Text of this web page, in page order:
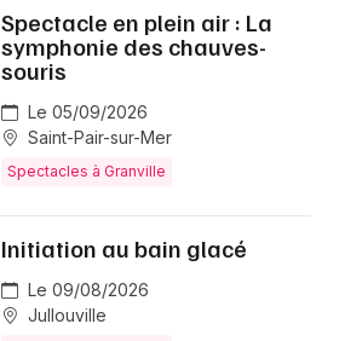
Spectacle en plein air : La
symphonie des chauves-
souris
Le 05/09/2026
Saint-Pair-sur-Mer
Spectacles à Granville
Initiation au bain glacé
Le 09/08/2026
Jullouville